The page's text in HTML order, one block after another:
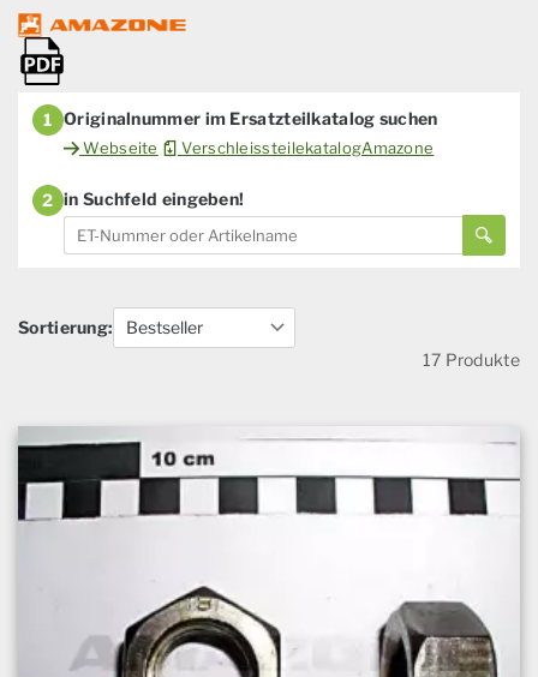
1 Originalnummer im Ersatzteilkatalog suchen
Webseite VerschleissteilekatalogAmazone
2 in Suchfeld eingeben!
Sortierung:
17 Produkte